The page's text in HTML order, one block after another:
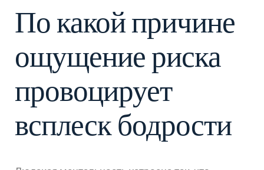
По какой причине
ощущение риска
провоцирует
всплеск бодрости